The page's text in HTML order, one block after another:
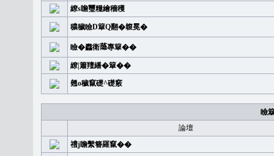
繚s瞻璽糧繪穡穫
穠穢瞼D簞Q翻�䪖冕�
瞼�䆐衛𦻕專簞��
繚|簫羶繙�簞��
翹o穢竄礎^礎竅
瞼
論壇
禮j瞻繫簪羅竄��